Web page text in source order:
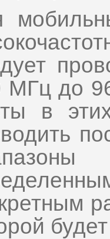
МГц до
в